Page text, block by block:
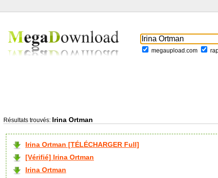
megaupload.com
Résultats trouvés: Irina Ortman
Irina Ortman [TÉLÉCHARGER Full]
[Vérifié] Irina Ortman
Irina Ortman